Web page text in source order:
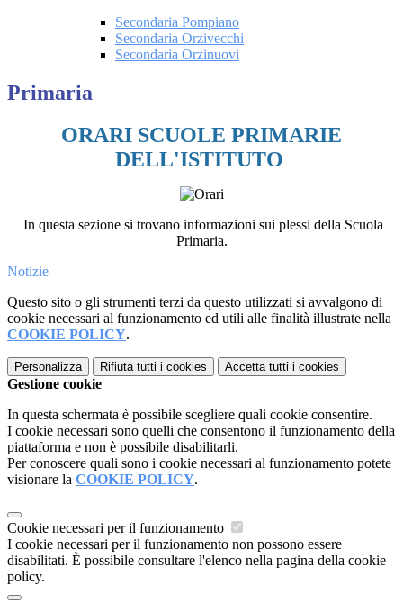
Secondaria Pompiano
Secondaria Orzivecchi
Secondaria Orzinuovi
Primaria
ORARI SCUOLE PRIMARIE
DELL'ISTITUTO
In questa sezione si trovano informazioni sui plessi della Scuola
Primaria.
Notizie
Questo sito o gli strumenti terzi da questo utilizzati si avvalgono di
cookie necessari al funzionamento ed utili alle finalità illustrate nella
COOKIE POLICY.
Personalizza Rifiuta tutti i cookies Accetta tutti i cookies
Gestione cookie
In questa schermata è possibile scegliere quali cookie consentire.
I cookie necessari sono quelli che consentono il funzionamento della
piattaforma e non è possibile disabilitarli.
Per conoscere quali sono i cookie necessari al funzionamento potete
visionare la COOKIE POLICY.
Cookie necessari per il funzionamento
I cookie necessari per il funzionamento non possono essere
disabilitati. È possibile consultare l'elenco nella pagina della cookie
policy.